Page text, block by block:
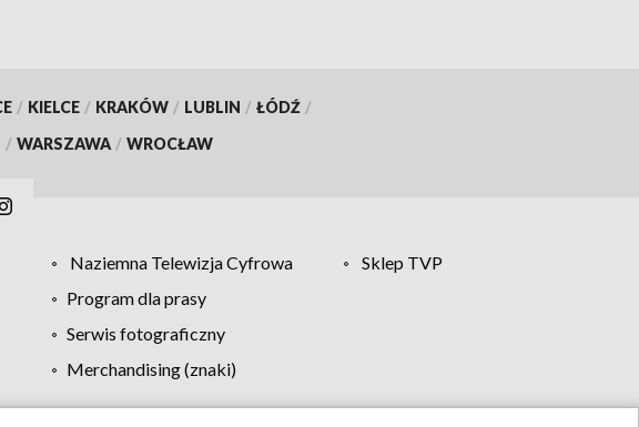
/ KIELCE / KRAKÓW / LUBLIN / ŁÓDŹ /
/ WARSZAWA / WROCŁAW
Naziemna Telewizja Cyfrowa
Sklep TVP
Program dla prasy
Serwis fotograficzny
Merchandising (znaki)